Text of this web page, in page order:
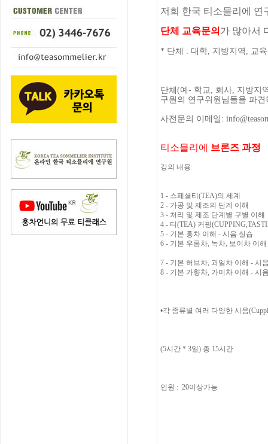
저희 한국 티소믈리에
단체 교육문의 가 많아서
* 단체 : 대학, 지방지역, 교
단체 (예 - 학교, 회사, 지방지
구원의 연구위원님들을 파
사전문의 이메일 :
티소믈리에 브론즈 과정
강의 내용:
1 - 스페셜티 (TEA)의 세계
2 - 가공 및 제조의 단계 이해
3 - 처리 및 제조 단계별 구별 이해
4 - 티 (TEA) 커핑
5 - 기본 홍차 이해 - 시음 실습
6 - 기본 우롱차, 녹차, 보이차 이해
7 - 기본 허브차, 과일차 이해 - 시
8 - 기본 가향차, 가미차 이해 - 시
•각 종류별 여러 다양한 시음(
(5시간 * 3일 ) 총 15시간
인원 : 20이상가능